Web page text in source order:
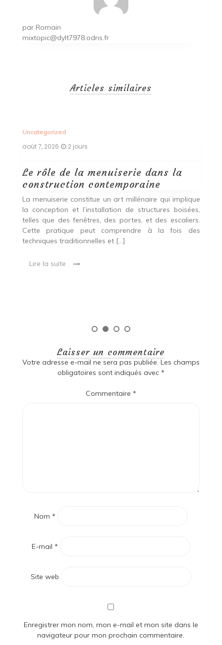
par Romain
mixtopic@dylt7978.odns.fr
Articles similaires
Uncategorized
août 7, 2026 2 jours
Le rôle de la menuiserie dans la
construction contemporaine
La menuiserie constitue un art millénaire qui implique
la conception et l’installation de structures boisées,
telles que des fenêtres, des portes, et des escaliers.
Cette pratique peut comprendre à la fois des
techniques traditionnelles et […]
Lire la suite
Laisser un commentaire
Votre adresse e-mail ne sera pas publiée. Les champs
obligatoires sont indiqués avec *
Commentaire *
Nom *
E-mail *
Site web
Enregistrer mon nom, mon e-mail et mon site dans le
navigateur pour mon prochain commentaire.